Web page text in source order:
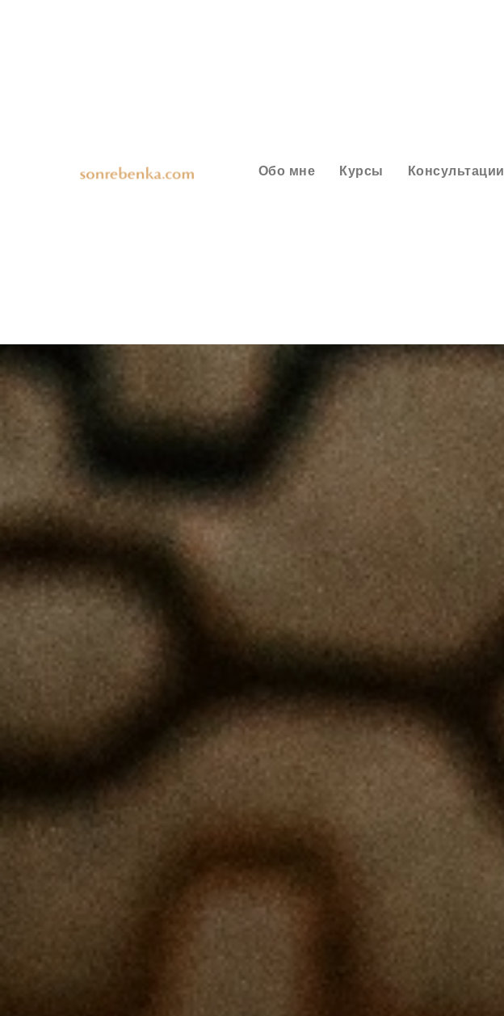
Обо мне Курсы Консультации